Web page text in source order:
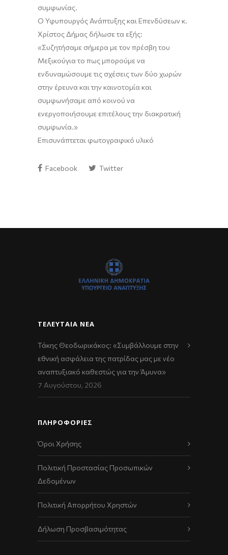
συμφωνίας.
Ο Υφυπουργός Ανάπτυξης και Επενδύσεων κ.
Χρίστος Δήμας δήλωσε τα εξής:
«Συζητήσαμε σήμερα με τον πρέσβη του
Μεξικούγια το πως μπορούμε να
ενδυναμώσουμε τις σχέσεις των δύο χωρών
στην έρευνα και την καινοτομία και
συμφωνήσαμε από κοινού να
ενεργοποιήσουμε επιτέλους την διακρατική
συμφωνία.»
Επισυνάπτεται φωτογραφικό υλικό
Facebook Twitter
ΤΕΛΕΥΤΑΊΑ ΝΈΑ
Τάκης Θεοδωρικάκος: «Συμβάλλουμε στην
εθνική ασφάλεια της πατρίδας μας με νέο
αναπτυξιακό καθεστώς για την Άμυνα»
7 Αυγούστου, 2026
ΠΛΗΡΟΦΟΡΙΕΣ
Όροι Χρήσης
Πολιτική Προστασίας Προσωπικών
Δεδομένων
Πολιτική Απορρήτου Χρηστών
Δήλωση Προσβασιμότητας